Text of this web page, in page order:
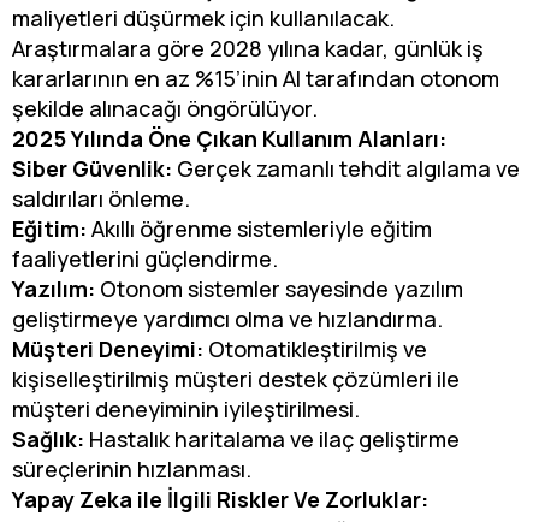
maliyetleri düşürmek için kullanılacak.
Araştırmalara göre 2028 yılına kadar, günlük iş
kararlarının en az %15’inin AI tarafından otonom
şekilde alınacağı öngörülüyor.
2025 Yılında Öne Çıkan Kullanım Alanları:
Siber Güvenlik: Gerçek zamanlı tehdit algılama ve
saldırıları önleme.
Eğitim: Akıllı öğrenme sistemleriyle eğitim
faaliyetlerini güçlendirme.
Yazılım: Otonom sistemler sayesinde yazılım
geliştirmeye yardımcı olma ve hızlandırma.
Müşteri Deneyimi: Otomatikleştirilmiş ve
kişiselleştirilmiş müşteri destek çözümleri ile
müşteri deneyiminin iyileştirilmesi.
Sağlık: Hastalık haritalama ve ilaç geliştirme
süreçlerinin hızlanması.
Yapay Zeka ile İlgili Riskler Ve Zorluklar: